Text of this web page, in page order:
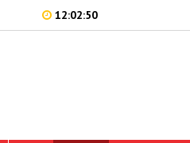
12:02:50